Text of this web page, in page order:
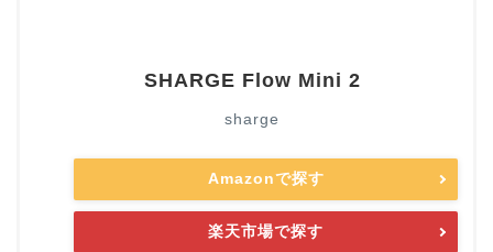
SHARGE Flow Mini 2
sharge
Amazonで探す
楽天市場で探す